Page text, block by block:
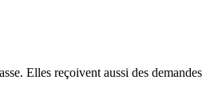
Elles reçoivent aussi des demandes